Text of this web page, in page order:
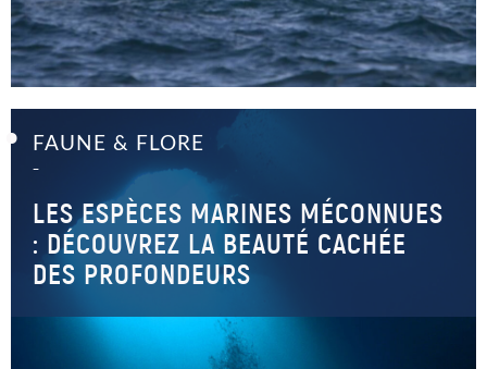
FAUNE & FLORE
–
LES ESPÈCES MARINES MÉCONNUES
: DÉCOUVREZ LA BEAUTÉ CACHÉE
DES PROFONDEURS